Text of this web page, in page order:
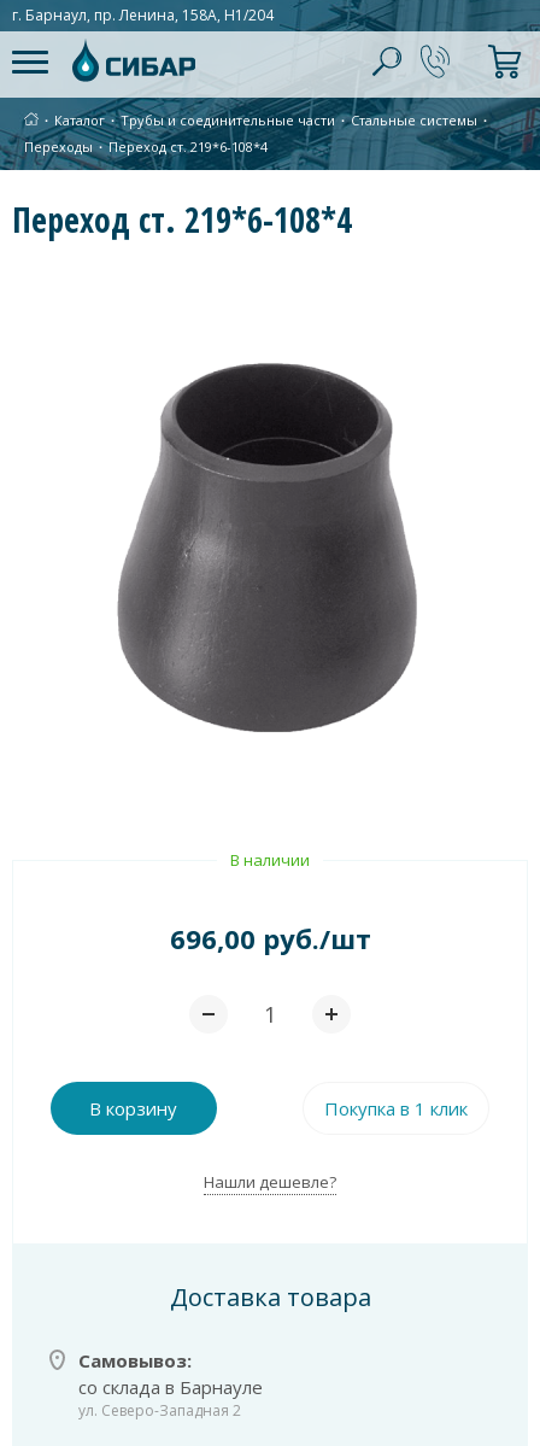
г. Барнаул, пр. Ленина, 158А, Н1/204
∙ Каталог ∙Трубы и соединительные части ∙Стальные системы ∙
Переходы ∙Переход ст. 219*6-108*4
Переход ст. 219*6-108*4
В наличии
696,00 руб./шт
В корзину Покупка в 1 клик
Нашли дешевле?
Доставка товара
Самовывоз:
со склада в Барнауле
ул. Северо-Западная 2